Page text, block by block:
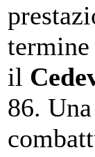
il
86.